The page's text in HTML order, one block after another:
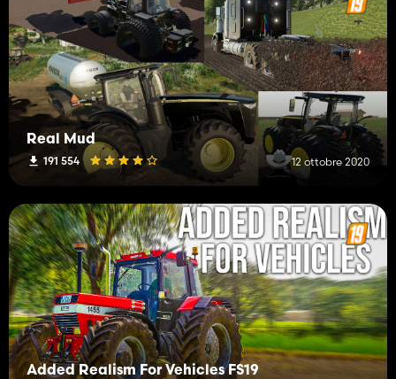
Real Mud
191 554 12 ottobre 2020
Added Realism For Vehicles FS19